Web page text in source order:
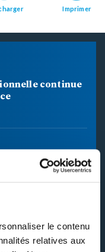
le contenu
relatives aux
Imprimer
continue